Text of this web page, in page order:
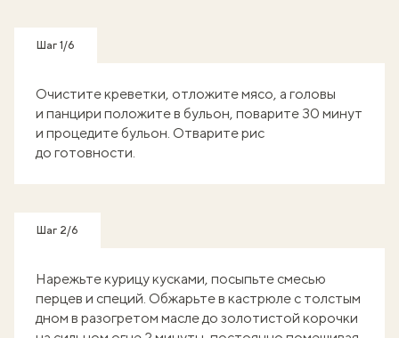
Шаг 1/6
Очистите креветки, отложите мясо, а головы
и панцири положите в бульон, поварите 30 минут
и процедите бульон. Отварите рис
до готовности.
Шаг 2/6
Нарежьте курицу кусками, посыпьте смесью
перцев и специй. Обжарьте в кастрюле с толстым
дном в разогретом масле до золотистой корочки